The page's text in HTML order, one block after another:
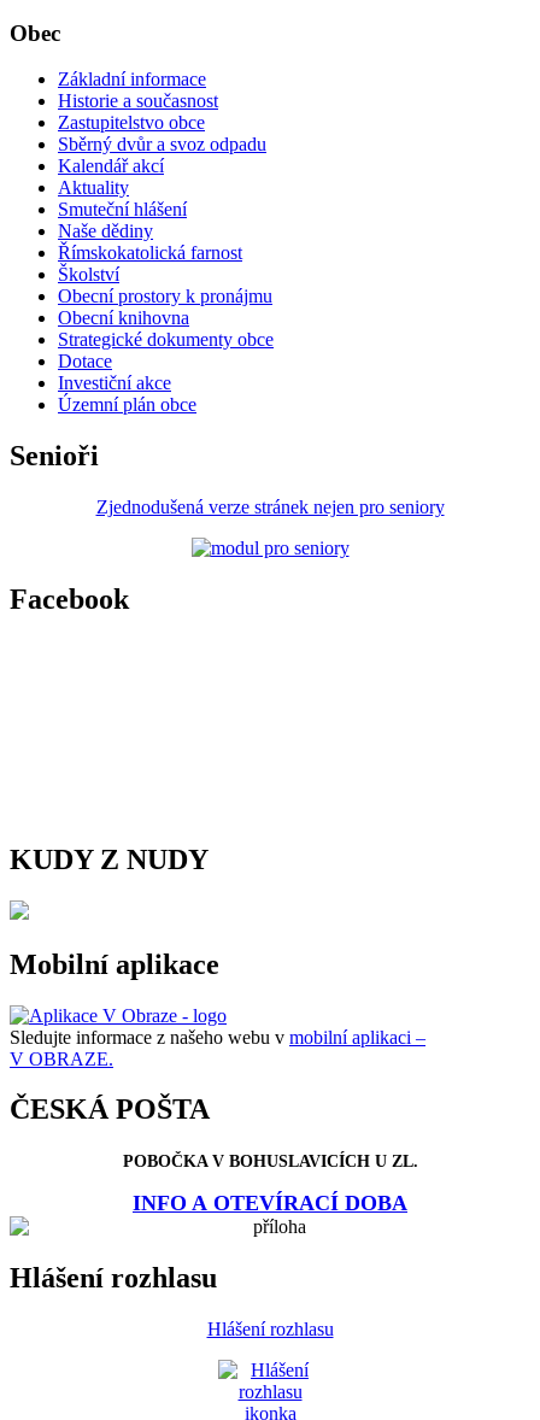
Obec
Základní informace
Historie a současnost
Zastupitelstvo obce
Sběrný dvůr a svoz odpadu
Kalendář akcí
Aktuality
Smuteční hlášení
Naše dědiny
Římskokatolická farnost
Školství
Obecní prostory k pronájmu
Obecní knihovna
Strategické dokumenty obce
Dotace
Investiční akce
Územní plán obce
Senioři
Zjednodušená verze stránek nejen pro seniory
Facebook
KUDY Z NUDY
Mobilní aplikace
Sledujte informace z našeho webu v mobilní aplikaci –
V OBRAZE.
ČESKÁ POŠTA
POBOČKA V BOHUSLAVICÍCH U ZL.
INFO A OTEVÍRACÍ DOBA
Hlášení rozhlasu
Hlášení rozhlasu